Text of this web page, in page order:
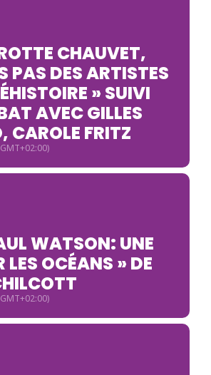
CHAUVET,
PAS DES ARTISTES
» SUIVI
AVEC GILLES
CAROLE FRITZ
WATSON: UNE
LES OCÉANS » DE